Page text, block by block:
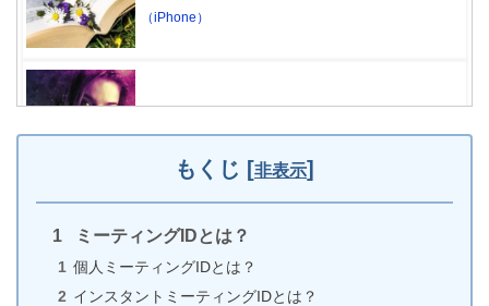
（iPhone）
障
もくじ [非表示]
ミーティングIDとは？
個人ミーティングIDとは？
インスタントミーティングIDとは？